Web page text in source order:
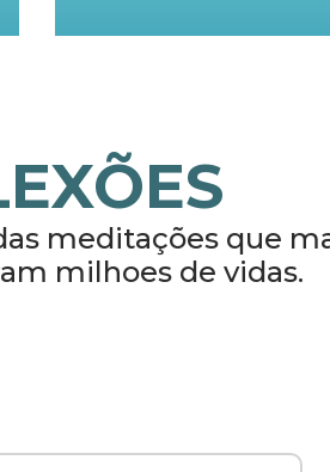
meditações que
milhoes de vidas.